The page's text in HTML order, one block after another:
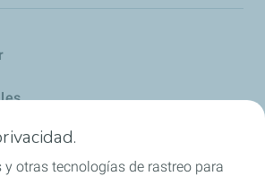
otras tecnologías de rastreo para